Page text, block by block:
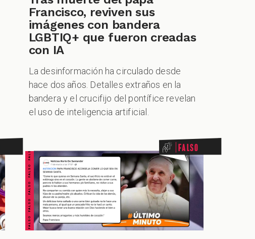
Francisco, reviven sus
imágenes con bandera
LGBTIQ+ que fueron creadas
con IA
La desinformación ha circulado desde
hace dos años. Detalles extraños en la
bandera y el crucifijo del pontífice revelan
el uso de inteligencia artificial.
FALSO FALSO FALSO FALSO FALSO FALSO FALSO Falso